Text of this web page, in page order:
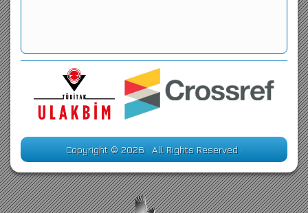
Copyright © 2026 · All Rights Reserved ·